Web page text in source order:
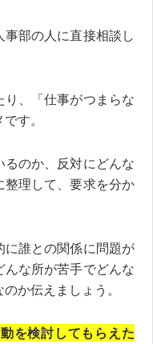
部の人に直接相談し
、「仕事がつまらな
す。
のか、反対にどんな
整理して、要求を分か
に誰との関係に問題が
な所が苦手でどんな
か伝えましょう。
を検討してもらえた